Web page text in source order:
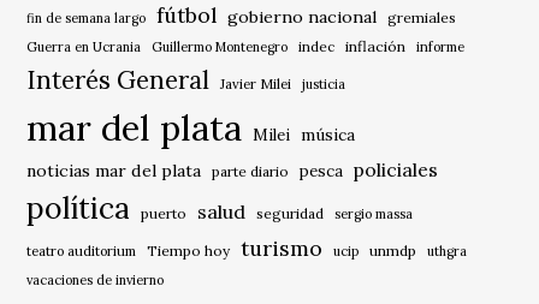
fin de semana largo fútbol gobierno nacional gremiales
Guerra en Ucrania Guillermo Montenegro indec inflación informe
Interés General Javier Milei justicia
mar del plata Milei música
noticias mar del plata
parte diario pesca policiales
política puerto salud seguridad sergio massa
teatro auditorium Tiempo hoy turismo ucip unmdp
uthgra
vacaciones de invierno